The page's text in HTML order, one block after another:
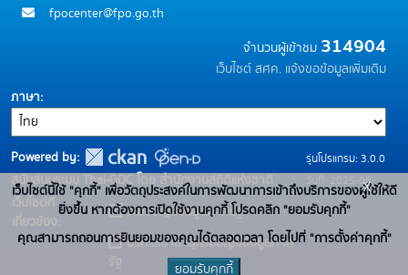
fpocenter@fpo.go.th
จำนวนผู้เข้าชม 314904
เว็บไซต์ สศค. แจ้งขอข้อมูลเพิ่มเติม
ภาษา
Powered by:
สนับสนุนระบบ Thai-GDC โดย สำนักงานสถิติแห่งชาติ
เว็บไซต์ที่
เกี่ยวข้อง:
ระบบบัญชีข้อมูลภาครัฐ
บริการนามานุกรมบัญชีข้อมูลภาค
รุ่นโปรแกรม: 3.0.0
วันที่: 2025-06-
10
เว็บไซต์นี้ใช้ "คุกกี้" เพื่อวัตถุประสงค์ในการพัฒนาการเข้าถึงบริการของผู้ใช้ให้ดี
ยิ่งขึ้น หากต้องการเปิดใช้งานคุกกี้ โปรดคลิก "ยอมรับคุกกี้"
คุณสามารถถอนการยินยอมของคุณได้ตลอดเวลา โดยไปที่ "การตั้งค่าคุกกี้"
ยอมรับคุกกี้
x